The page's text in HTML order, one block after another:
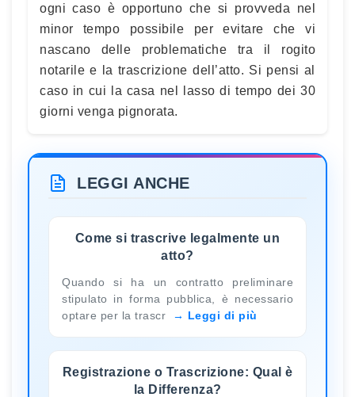
ogni caso è opportuno che si provveda nel
minor tempo possibile per evitare che vi
nascano delle problematiche tra il rogito
notarile e la trascrizione dell’atto. Si pensi al
caso in cui la casa nel lasso di tempo dei 30
giorni venga pignorata.
LEGGI ANCHE
Come si trascrive legalmente un
atto?
Quando si ha un contratto preliminare
stipulato in forma pubblica, è necessario
optare per la trascr
Leggi di più
Registrazione o Trascrizione: Qual è
la Differenza?